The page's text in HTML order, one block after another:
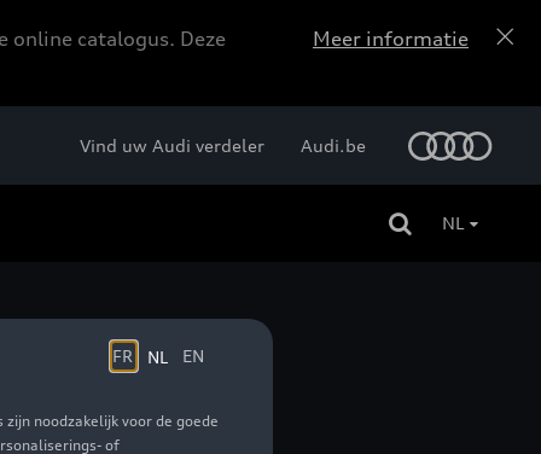
online catalogus. Deze
Meer informatie
Vind uw Audi verdeler Audi.be
NL